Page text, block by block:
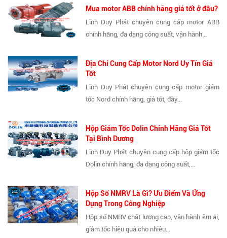
Mua motor ABB chính hãng giá tốt ở đâu?
Linh Duy Phát chuyên cung cấp motor ABB
chính hãng, đa dạng công suất, vận hành...
Địa Chỉ Cung Cấp Motor Nord Uy Tín Giá
Tốt
Linh Duy Phát chuyên cung cấp motor giảm
tốc Nord chính hãng, giá tốt, đầy...
Hộp Giảm Tốc Dolin Chính Hãng Giá Tốt
Tại Bình Dương
Linh Duy Phát chuyên cung cấp hộp giảm tốc
Dolin chính hãng, đa dạng công suất,...
Hộp Số NMRV Là Gì? Ưu Điểm Và Ứng
Dụng Trong Công Nghiệp
Hộp số NMRV chất lượng cao, vận hành êm ái,
giảm tốc hiệu quả cho nhiều...